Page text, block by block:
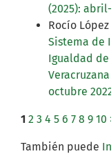
(2025):
Rocío
Sistema de
Igualdad de
Veracruzana
octubre
1 2 3 4 5 6 7 8 9 10
También puede